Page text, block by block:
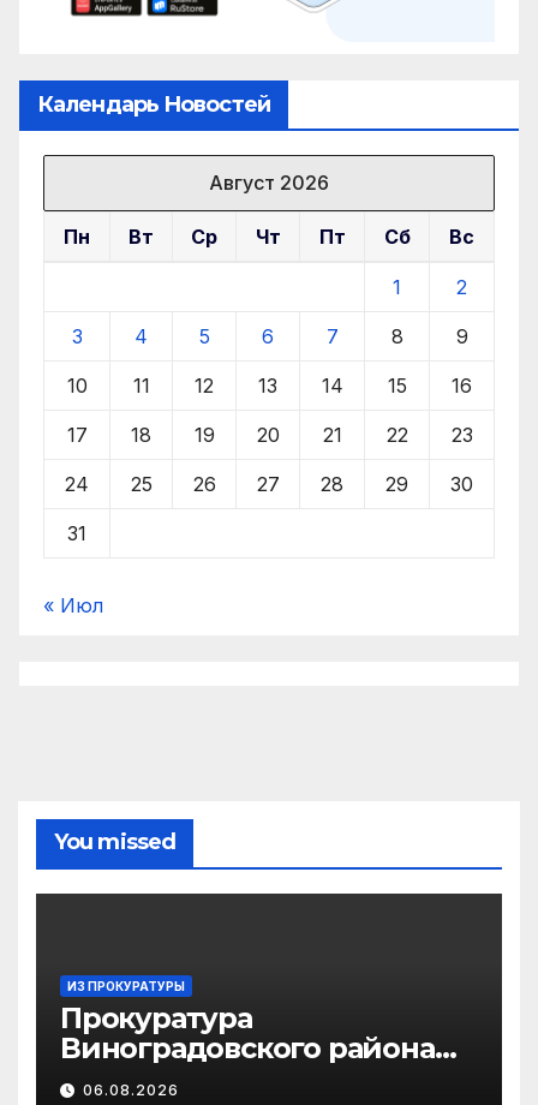
Календарь Новостей
Август 2026
Пн Вт Ср Чт Пт Сб Вс
1 2
3 4 5 6 7 8 9
10 11 12 13 14 15 16
17 18 19 20 21 22 23
24 25 26 27 28 29 30
31
« Июл
You missed
ИЗ ПРОКУРАТУРЫ
Прокуратура
Виноградовского района
информирует об
06.08.2026